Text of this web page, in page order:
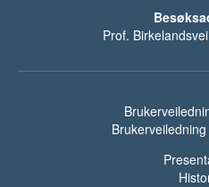
Prof.